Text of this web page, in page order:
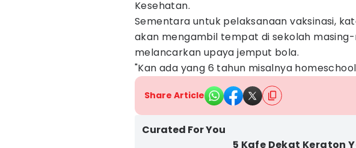
Kesehatan.
Sementara untuk pelaksanaan vaksinasi,
akan mengambil tempat di sekolah
melancarkan upaya jemput bola.
"Kan ada yang 6 tahun misalnya
Share Article
Curated For You
5 Kafe Dekat Keraton